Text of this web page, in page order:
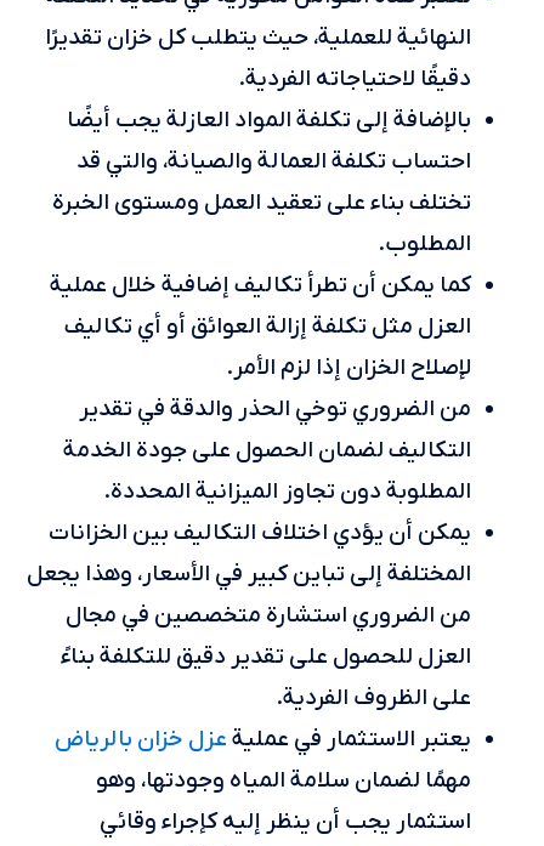
النهائية للعملية، حيث يتطلب كل خزان تقديرًا
دقيقًا لاحتياجاته الفردية.
بالإضافة إلى تكلفة المواد العازلة يجب أيضًا
احتساب تكلفة العمالة والصيانة، والتي قد
تختلف بناء على تعقيد العمل ومستوى الخبرة
المطلوب.
كما يمكن أن تطرأ تكاليف إضافية خلال عملية
العزل مثل تكلفة إزالة العوائق أو أي تكاليف
لإصلاح الخزان إذا لزم الأمر.
من الضروري توخي الحذر والدقة في تقدير
التكاليف لضمان الحصول على جودة الخدمة
المطلوبة دون تجاوز الميزانية المحددة.
يمكن أن يؤدي اختلاف التكاليف بين الخزانات
المختلفة إلى تباين كبير في الأسعار، وهذا يجعل
من الضروري استشارة متخصصين في مجال
العزل للحصول على تقدير دقيق للتكلفة بناءً
على الظروف الفردية.
يعتبر الاستثمار في عملية عزل خزان بالرياض
مهمًا لضمان سلامة المياه وجودتها، وهو
استثمار يجب أن ينظر إليه كإجراء وقائي